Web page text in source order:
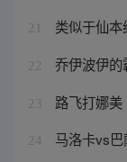
21 类似于仙本
22 乔伊波伊
23 路飞打娜美
24 马洛卡vs巴